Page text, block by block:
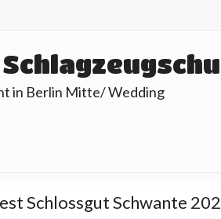
in Berlin Mitte/ Wedding
Schlossgut Schwante